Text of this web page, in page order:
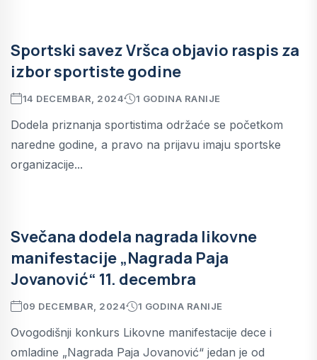
Sportski savez Vršca objavio raspis za
izbor sportiste godine
14 DECEMBAR, 2024 1 GODINA RANIJE
Dodela priznanja sportistima održaće se početkom
naredne godine, a pravo na prijavu imaju sportske
organizacije...
Svečana dodela nagrada likovne
manifestacije „Nagrada Paja
Jovanović“ 11. decembra
09 DECEMBAR, 2024 1 GODINA RANIJE
Ovogodišnji konkurs Likovne manifestacije dece i
omladine „Nagrada Paja Jovanović“ jedan je od